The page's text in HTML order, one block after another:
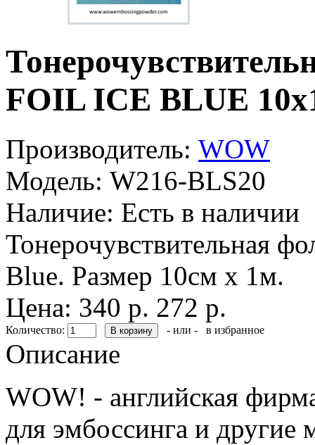
FOIL ICE BLUE
Производитель: WOW
Модель: W216-BLS20
Наличие: Есть в наличии
Тонерочувствительная
Blue. Размер 10см х 1м.
Цена: 340 р. 272 р.
Количество: - или - в избранное
Описание
WOW! - английская
для эмбоссинга и другие